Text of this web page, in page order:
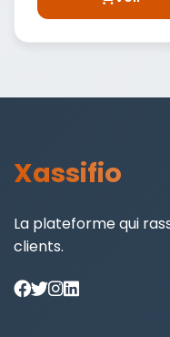
Xassifio
La plateforme qui
clients.